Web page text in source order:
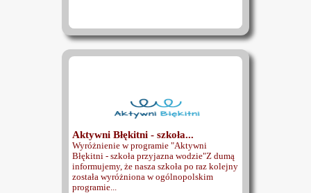
Aktywni Błękitni - szkoła...
Wyróżnienie w programie "Aktywni
Błękitni - szkoła przyjazna wodzie"Z dumą
informujemy, że nasza szkoła po raz kolejny
została wyróżniona w ogólnopolskim
programie...